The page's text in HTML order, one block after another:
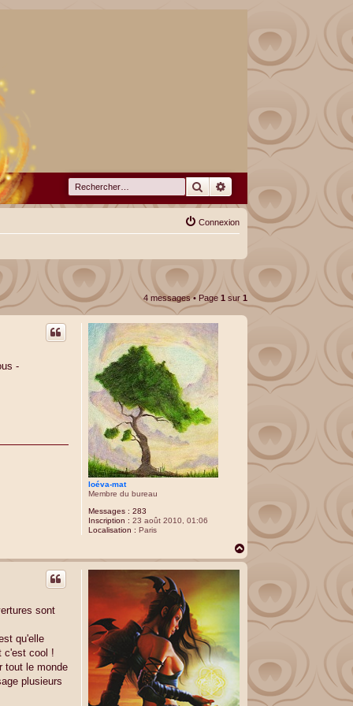
RechercherRecherche avancée
Connexion
4 messages • Page 1 sur 1
loéva-mat
Membre du bureau
Messages : 283
Inscription : 23 août 2010, 01:06
Localisation : Paris
-
a
sont
qu'elle
c'est cool !
tout le monde
plusieurs